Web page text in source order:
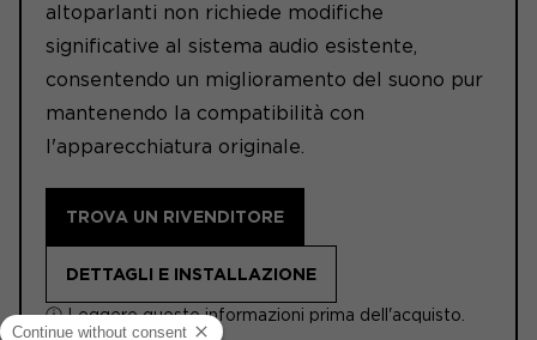
altoparlanti non richiede modifiche
significative al sistema audio esistente,
consentendo un miglioramento del suono pur
mantenendo la compatibilità con
l'apparecchiatura originale.
TROVA UN RIVENDITORE
DETTAGLI E INSTALLAZIONE
ⓘ Leggere queste informazioni prima dell'acquisto.